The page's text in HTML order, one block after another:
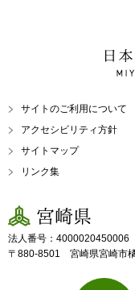
日本
サイトのご利用について
アクセシビリティ方針
サイトマップ
リンク集
宮崎県
法人番号：4000020450006
〒880-8501 宮崎県宮崎市